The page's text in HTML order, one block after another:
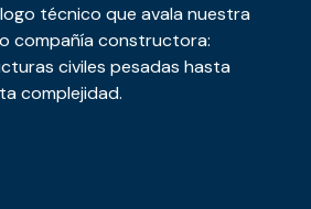
técnico que avala nuestra
compañía constructora:
civiles pesadas hasta
complejidad.